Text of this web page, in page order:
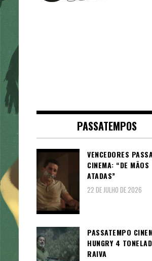
PASSATEMPOS
VENCEDORES
CINEMA: “DE MÃOS
ATADAS”
22 DE JULHO DE 2026
PASSATEMPO
HUNGRY 4
RAIVA